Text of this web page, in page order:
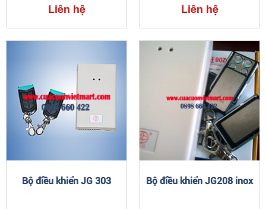
Liên hệ Liên hệ
Bộ điều khiển JG 303 Bộ điều khiển JG208 inox